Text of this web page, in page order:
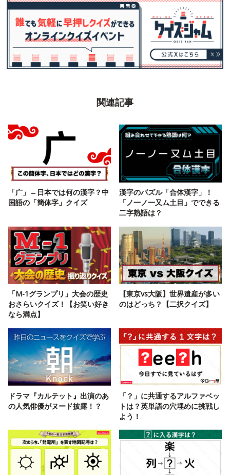
関連記事
「广」←日本では何の漢字？中
国語の「簡体字」クイズ
漢字のパズル「合体漢字」！
「ノ一ノ一又ム土目」でできる
二字熟語は？
「M-1グランプリ」大会の歴史
おさらいクイズ！【お笑い好き
なら満点】
【東京vs大阪】世界遺産が多い
のはどっち？【二択クイズ】
ドラマ『カルテット』出演のあ
の人気俳優がヌード披露！？
「？」に共通するアルファベッ
トは？英単語の穴埋めに挑戦し
よう！